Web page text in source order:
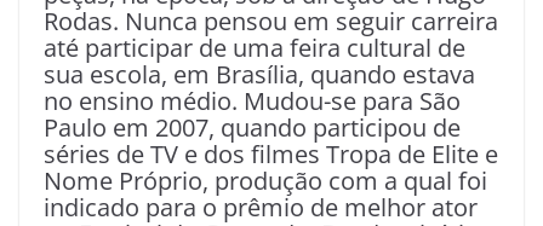
Rodas. Nunca pensou em seguir carreira
até participar de uma feira cultural de
sua escola, em Brasília, quando estava
no ensino médio. Mudou-se para São
Paulo em 2007, quando participou de
séries de TV e dos filmes Tropa de Elite e
Nome Próprio, produção com a qual foi
indicado para o prêmio de melhor ator